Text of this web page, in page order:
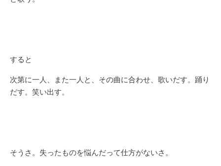
すると
次第に一人、また一人と、その曲に合わせ、歌いだす。踊り
だす。笑い出す。
そうさ。失ったものを悩んだって仕方がないさ。